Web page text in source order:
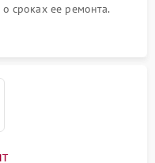
сроках ее ремонта.